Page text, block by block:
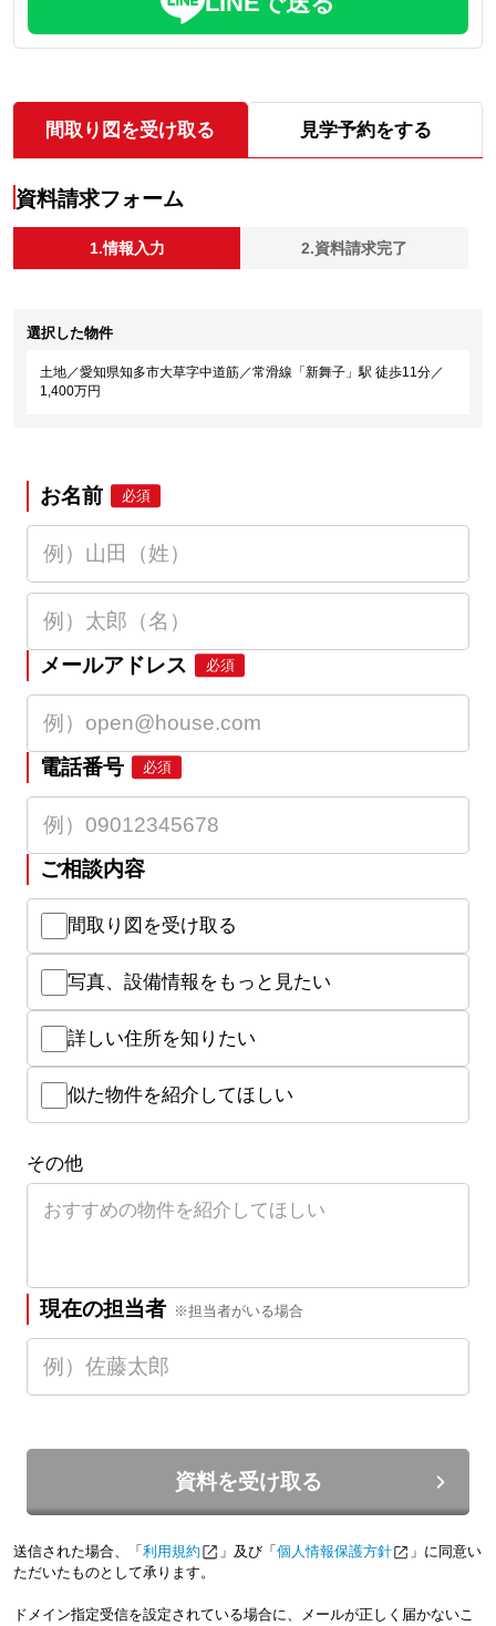
間取り図を受け取る 見学予約をする
資料請求フォーム
1.情報入力 2.資料請求完了
選択した物件
土地／愛知県知多市大草字中道筋／常滑線「新舞子」駅 徒歩11分／
1,400万円
お名前 必須
メールアドレス 必須
電話番号 必須
ご相談内容
間取り図を受け取る
写真、設備情報をもっと見たい
詳しい住所を知りたい
似た物件を紹介してほしい
その他
現在の担当者 ※担当者がいる場合
資料を受け取る
送信された場合、「 利用規約 」及び「 個人情報保護方針
」に同意い
ただいたものとして承ります。
ドメイン指定受信を設定されている場合に、メールが正しく届かないこ